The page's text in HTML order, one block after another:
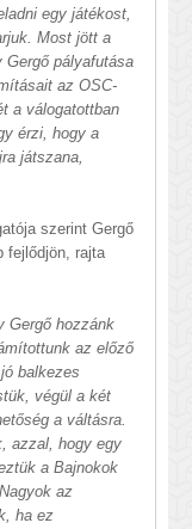
egy játékost,
Most jött a
pályafutása
az OSC-
a válogatottban
érzi, hogy a
játszana,
szerint Gergő
fejlődjön, rajta
Gergő hozzánk
az előző
balkezes
végül a két
a váltásra.
azzal, hogy egy
a Bajnokok
az
ha ez